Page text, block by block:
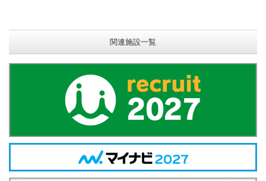
関連施設一覧